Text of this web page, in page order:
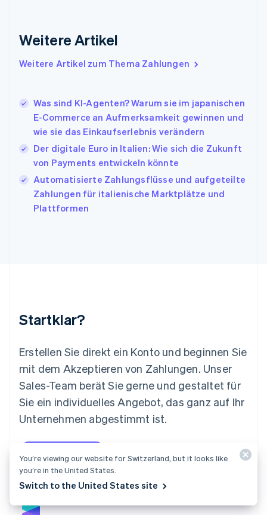
Weitere Artikel
Weitere Artikel zum Thema Zahlungen
Was sind KI-Agenten? Warum sie im japanischen
E-Commerce an Aufmerksamkeit gewinnen und
wie sie das Einkaufserlebnis verändern
Der digitale Euro in Italien: Wie sich die Zukunft
von Payments entwickeln könnte
Automatisierte Zahlungsflüsse und aufgeteilte
Zahlungen für italienische Marktplätze und
Plattformen
Startklar?
Erstellen Sie direkt ein Konto und beginnen Sie
mit dem Akzeptieren von Zahlungen. Unser
Sales-Team berät Sie gerne und gestaltet für
Sie ein individuelles Angebot, das ganz auf Ihr
Unternehmen abgestimmt ist.
English
English
Japan
日本語
EnglishFrançais
Kroatien
EnglishItaliano
English
Liechtenstein
DeutschEnglish
Mexiko
English
Niederlande
Nederlands English
Norwegen
English
Österreich
Polen
Portugal
PortuguêsEnglish
Rumänien
Schweden
You’re viewing our website for Switzerland, but it looks like
you’re in the United States.
Switch to the United States site